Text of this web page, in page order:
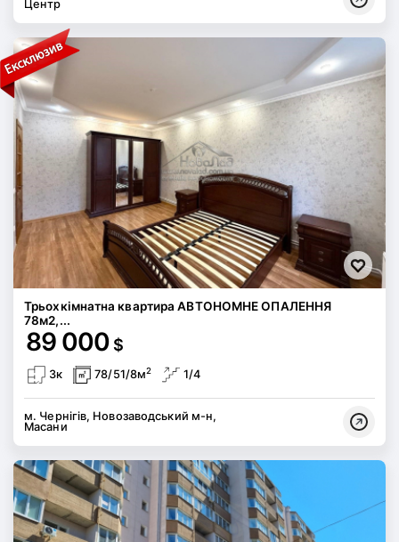
Центр
Трьохкімнатна квартира АВТОНОМНЕ ОПАЛЕННЯ
78м2,...
89 000 $
3к 78/51/8м2 1/4
м. Чернігів, Новозаводський м-н,
Масани